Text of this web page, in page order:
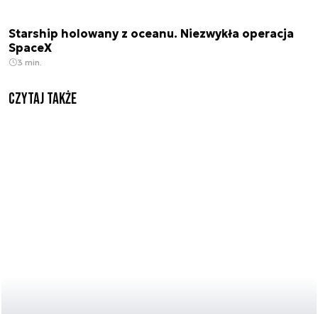
Starship holowany z oceanu. Niezwykła operacja
SpaceX
3 min.
Czytaj także